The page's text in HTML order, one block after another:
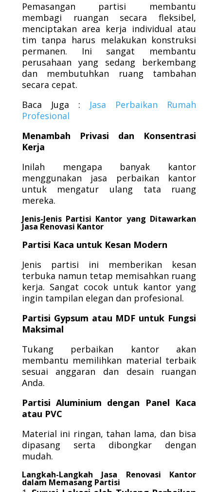
Pemasangan partisi membantu
membagi ruangan secara fleksibel,
menciptakan area kerja individual atau
tim tanpa harus melakukan konstruksi
permanen. Ini sangat membantu
perusahaan yang sedang berkembang
dan membutuhkan ruang tambahan
secara cepat.
Baca Juga : Jasa Perbaikan Rumah
Profesional
Menambah Privasi dan Konsentrasi
Kerja
Inilah mengapa banyak kantor
menggunakan jasa perbaikan kantor
untuk mengatur ulang tata ruang
mereka.
Jenis-Jenis Partisi Kantor yang Ditawarkan
Jasa Renovasi Kantor
Partisi Kaca untuk Kesan Modern
Jenis partisi ini memberikan kesan
terbuka namun tetap memisahkan ruang
kerja. Sangat cocok untuk kantor yang
ingin tampilan elegan dan profesional.
Partisi Gypsum atau MDF untuk Fungsi
Maksimal
Tukang perbaikan kantor akan
membantu memilihkan material terbaik
sesuai anggaran dan desain ruangan
Anda.
Partisi Aluminium dengan Panel Kaca
atau PVC
Material ini ringan, tahan lama, dan bisa
dipasang serta dibongkar dengan
mudah.
Langkah-Langkah Jasa Renovasi Kantor
dalam Memasang Partisi